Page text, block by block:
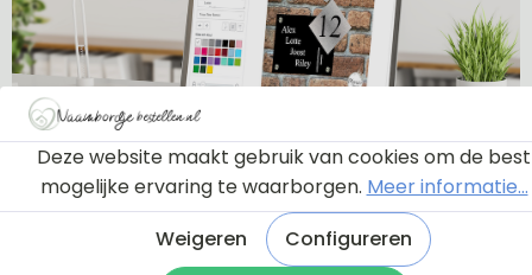
Ontwerptool
Deze website maakt gebruik van cookies om de best
mogelijke ervaring te waarborgen. Meer informatie...
Weigeren
Configureren